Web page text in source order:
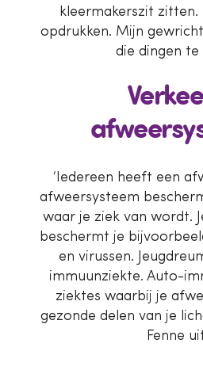
kleermakerszit zitten.
opdrukken. Mijn
die dingen te
‘Iedereen heeft een
afweersysteem
waar je ziek van wordt.
beschermt je
en virussen.
immuunziekte. Auto-
ziektes waarbij je
gezonde delen van je
Fenne